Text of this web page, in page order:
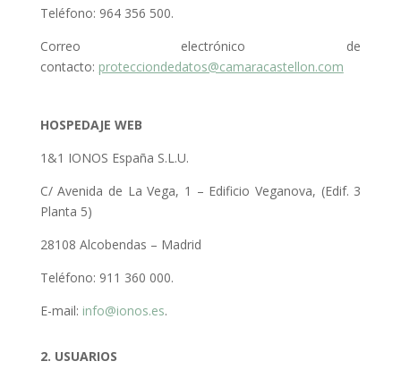
Teléfono: 964 356 500.
Correo electrónico de
contacto: protecciondedatos@camaracastellon.com
HOSPEDAJE WEB
1&1 IONOS España S.L.U.
C/ Avenida de La Vega, 1 – Edificio Veganova, (Edif. 3
Planta 5)
28108 Alcobendas – Madrid
Teléfono: 911 360 000.
E-mail: info@ionos.es.
2. USUARIOS